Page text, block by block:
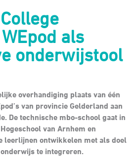
als
onderwijstool
overhandiging plaats van één
van provincie Gelderland aan
De technische mbo-school gaat in
van Arnhem en
leerlijnen ontwikkelen met als doel
te integreren.